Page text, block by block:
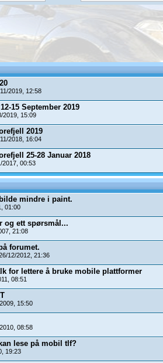
2019, 12:58
15 September 2019
2019, 15:09
2019
2018, 16:04
25-28 Januar 2018
00:53
mindre i paint.
01:00
og ett spørsmål...
21:08
forumet.
12/2012, 21:36
for lettere å bruke mobile plattformer
08:51
15:50
08:58
lese på mobil tlf?
19:23